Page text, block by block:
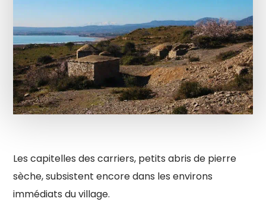
Les capitelles des carriers, petits abris de pierre
sèche, subsistent encore dans les environs
immédiats du village.